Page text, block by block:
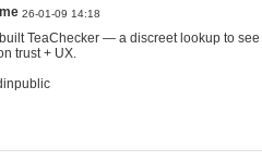
26-01-09 14:18
TeaChecker — a discreet lookup to
trust + UX.